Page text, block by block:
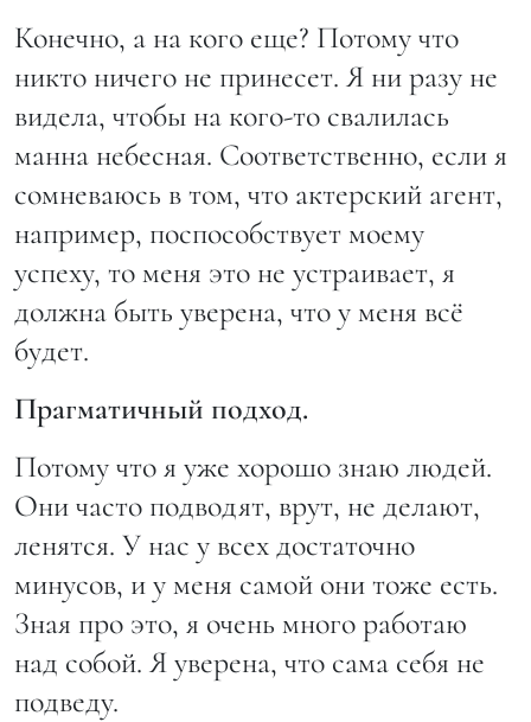
Конечно, а на кого еще? Потому что
никто ничего не принесет. Я ни разу не
видела, чтобы на кого-то свалилась
манна небесная. Соответственно, если я
сомневаюсь в том, что актерский агент,
например, поспособствует моему
успеху, то меня это не устраивает, я
должна быть уверена, что у меня всё
будет.
Прагматичный подход.
Потому что я уже хорошо знаю людей.
Они часто подводят, врут, не делают,
ленятся. У нас у всех достаточно
минусов, и у меня самой они тоже есть.
Зная про это, я очень много работаю
над собой. Я уверена, что сама себя не
подведу.